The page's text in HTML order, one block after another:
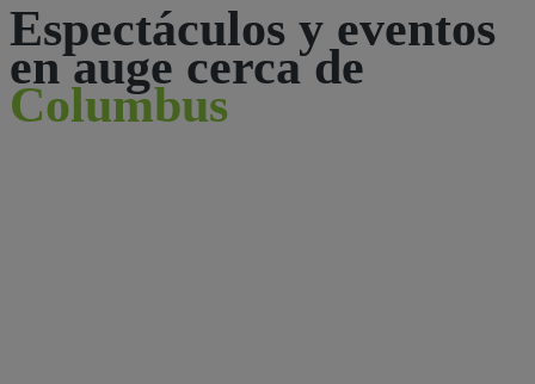
Espectáculos y eventos
en auge cerca de
Columbus